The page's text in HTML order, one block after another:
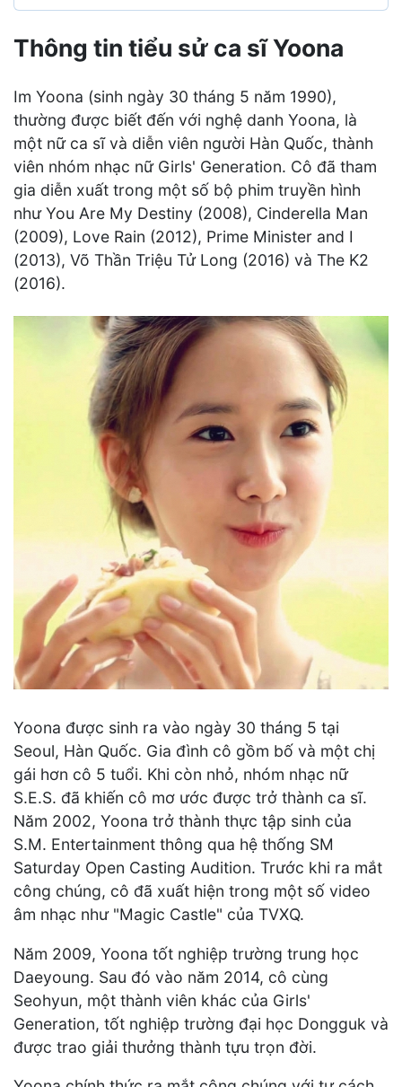
Thông tin tiểu sử ca sĩ Yoona
Im Yoona (sinh ngày 30 tháng 5 năm 1990),
thường được biết đến với nghệ danh Yoona, là
một nữ ca sĩ và diễn viên người Hàn Quốc, thành
viên nhóm nhạc nữ Girls' Generation. Cô đã tham
gia diễn xuất trong một số bộ phim truyền hình
như You Are My Destiny (2008), Cinderella Man
(2009), Love Rain (2012), Prime Minister and I
(2013), Võ Thần Triệu Tử Long (2016) và The K2
(2016).
Yoona được sinh ra vào ngày 30 tháng 5 tại
Seoul, Hàn Quốc. Gia đình cô gồm bố và một chị
gái hơn cô 5 tuổi. Khi còn nhỏ, nhóm nhạc nữ
S.E.S. đã khiến cô mơ ước được trở thành ca sĩ.
Năm 2002, Yoona trở thành thực tập sinh của
S.M. Entertainment thông qua hệ thống SM
Saturday Open Casting Audition. Trước khi ra mắt
công chúng, cô đã xuất hiện trong một số video
âm nhạc như "Magic Castle" của TVXQ.
Năm 2009, Yoona tốt nghiệp trường trung học
Daeyoung. Sau đó vào năm 2014, cô cùng
Seohyun, một thành viên khác của Girls'
Generation, tốt nghiệp trường đại học Dongguk và
được trao giải thưởng thành tựu trọn đời.